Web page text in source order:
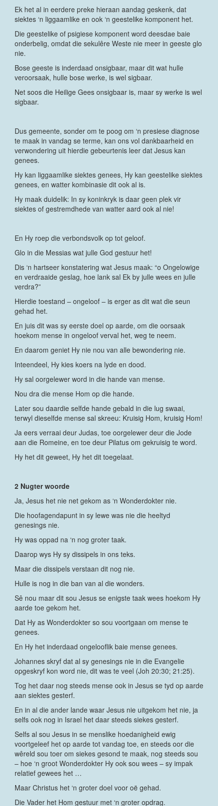
Ek het al in eerdere preke hieraan aandag geskenk, dat
siektes ‘n liggaamlike en ook ‘n geestelike komponent het.
Die geestelike of psigiese komponent word deesdae baie
onderbelig, omdat die sekulêre Weste nie meer in geeste glo
nie.
Bose geeste is inderdaad onsigbaar, maar dit wat hulle
veroorsaak, hulle bose werke, is wel sigbaar.
Net soos die Heilige Gees onsigbaar is, maar sy werke is wel
sigbaar.
Dus gemeente, sonder om te poog om ‘n presiese diagnose
te maak in vandag se terme, kan ons vol dankbaarheid en
verwondering uit hierdie gebeurtenis leer dat Jesus kan
genees.
Hy kan liggaamlike siektes genees, Hy kan geestelike siektes
genees, en watter kombinasie dit ook al is.
Hy maak duidelik: In sy koninkryk is daar geen plek vir
siektes of gestremdhede van watter aard ook al nie!
En Hy roep die verbondsvolk op tot geloof.
Glo in die Messias wat julle God gestuur het!
Dis ‘n hartseer konstatering wat Jesus maak: “o Ongelowige
en verdraaide geslag, hoe lank sal Ek by julle wees en julle
verdra?”
Hierdie toestand – ongeloof – is erger as dit wat die seun
gehad het.
En juis dit was sy eerste doel op aarde, om die oorsaak
hoekom mense in ongeloof verval het, weg te neem.
En daarom geniet Hy nie nou van alle bewondering nie.
Inteendeel, Hy kies koers na lyde en dood.
Hy sal oorgelewer word in die hande van mense.
Nou dra die mense Hom op die hande.
Later sou daardie selfde hande gebald in die lug swaai,
terwyl dieselfde mense sal skreeu: Kruisig Hom, kruisig Hom!
Ja eers verraai deur Judas, toe oorgelewer deur die Jode
aan die Romeine, en toe deur Pilatus om gekruisig te word.
Hy het dit geweet, Hy het dit toegelaat.
2 Nugter woorde
Ja, Jesus het nie net gekom as ‘n Wonderdokter nie.
Die hoofagendapunt in sy lewe was nie die heeltyd
genesings nie.
Hy was oppad na ‘n nog groter taak.
Daarop wys Hy sy dissipels in ons teks.
Maar die dissipels verstaan dit nog nie.
Hulle is nog in die ban van al die wonders.
Sê nou maar dit sou Jesus se enigste taak wees hoekom Hy
aarde toe gekom het.
Dat Hy as Wonderdokter so sou voortgaan om mense te
genees.
En Hy het inderdaad ongelooflik baie mense genees.
Johannes skryf dat al sy genesings nie in die Evangelie
opgeskryf kon word nie, dit was te veel (Joh 20:30; 21:25).
Tog het daar nog steeds mense ook in Jesus se tyd op aarde
aan siektes gesterf.
En in al die ander lande waar Jesus nie uitgekom het nie, ja
selfs ook nog in Israel het daar steeds siekes gesterf.
Selfs al sou Jesus in se menslike hoedanigheid ewig
voortgeleef het op aarde tot vandag toe, en steeds oor die
wêreld sou toer om siekes gesond te maak, nog steeds sou
– hoe ‘n groot Wonderdokter Hy ook sou wees – sy impak
relatief gewees het …
Maar Christus het ‘n groter doel voor oë gehad.
Die Vader het Hom gestuur met ‘n groter opdrag.